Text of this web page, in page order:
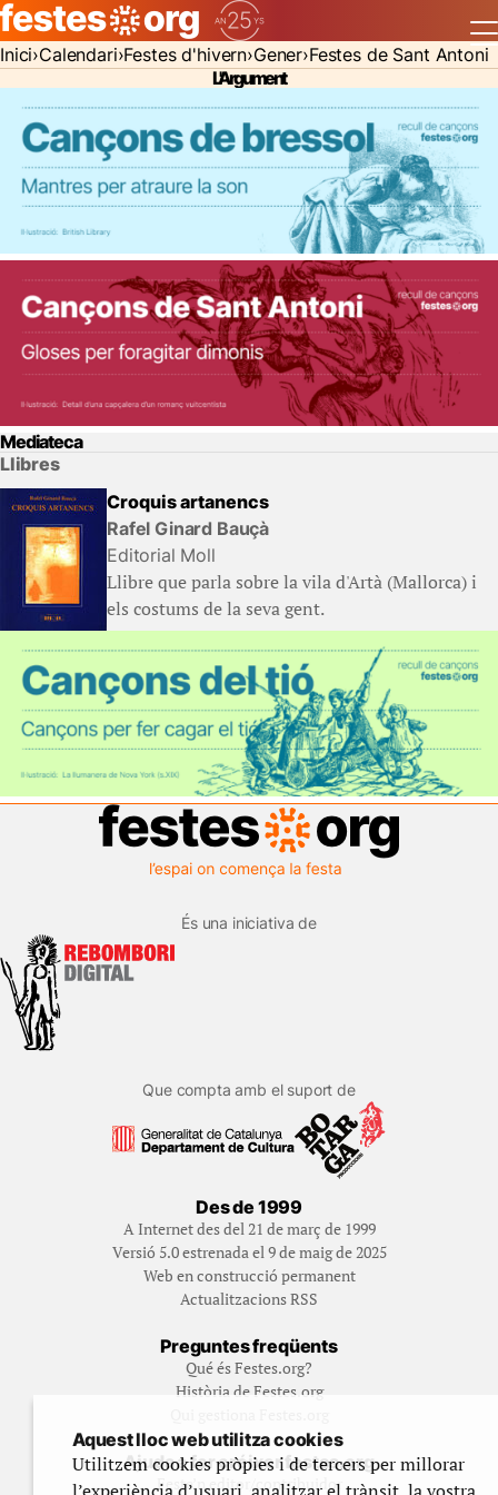
Inici Calendari Festes d'hivern Gener Festes de Sant Antoni
L'Argument
Mediateca
Llibres
Croquis artanencs
Rafel Ginard Bauçà
Editorial Moll
Llibre que parla sobre la vila d'Artà (Mallorca) i
els costums de la seva gent.
És una iniciativa de
Que compta amb el suport de
Des de 1999
A Internet des del 21 de març de 1999
Versió 5.0 estrenada el 9 de maig de 2025
Web en construcció permanent
Actualitzacions RSS
Preguntes freqüents
Qué és Festes.org?
Història de Festes.org
Ajuda a fer créixer festes.org
Feste’n editor/contribuidor
Aquest lloc web utilitza cookies
Utilitzem cookies pròpies i de tercers per millorar